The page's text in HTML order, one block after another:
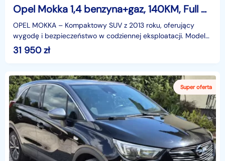
Opel Mokka 1,4 benzyna+gaz, 140KM, Full opcja,Zadbany,Garażowany,Osoba niepaląca
OPEL MOKKA – Kompaktowy SUV z 2013 roku, oferujący
wygodę i bezpieczeństwo w codziennej eksploatacji. Model
w wersji Cosmo 1.4T wyróżnia się bogatym wyposażenie
31 950zł